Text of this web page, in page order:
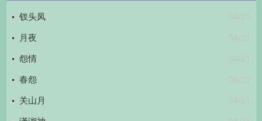
04/21
钗头凤
04/21
月夜
04/21
怨情
04/21
春怨
04/21
关山月